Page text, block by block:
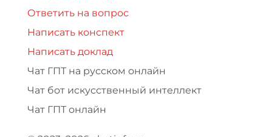
Ответить на вопрос
Написать конспект
Написать доклад
Чат ГПТ на русском онлайн
Чат бот искусственный интеллект
Чат ГПТ онлайн